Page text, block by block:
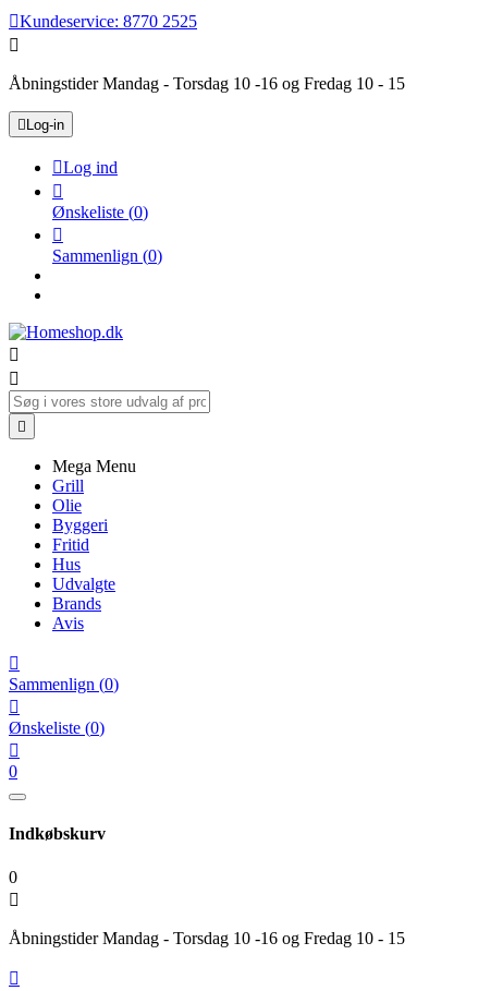
Kundeservice: 8770 2525

Åbningstider Mandag - Torsdag 10 -16 og Fredag 10 - 15
 Log-in
Log ind

Ønskeliste (0)

Sammenlign (0)



Mega Menu
Grill
Olie
Byggeri
Fritid
Hus
Udvalgte
Brands
Avis

Sammenlign (0)

Ønskeliste (0)

0
Indkøbskurv
0

Åbningstider Mandag - Torsdag 10 -16 og Fredag 10 - 15
